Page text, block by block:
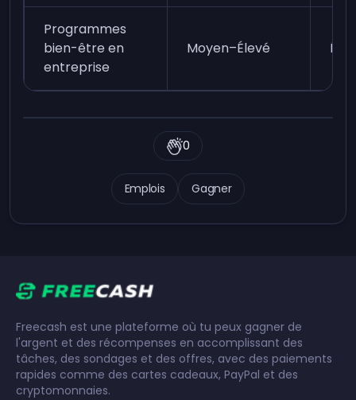
Programmes
bien-être en
entreprise
Moyen–Élevé
Emplois Gagner
0
Freecash est une plateforme où tu peux gagner de
l'argent et des récompenses en accomplissant des
tâches, des sondages et des offres, avec des paiements
rapides comme des cartes cadeaux, PayPal et des
cryptomonnaies.